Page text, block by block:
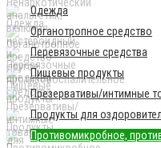
Одежда
Органотропное средство
Перевязочные средства
Пищевые продукты
Презервативы/интимные
Продукты для
Противомикробное,